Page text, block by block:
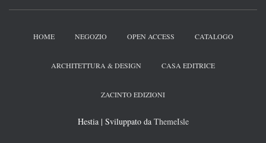
HOME NEGOZIO OPEN ACCESS CATALOGO
ARCHITETTURA & DESIGN CASA EDITRICE
ZACINTO EDIZIONI
Hestia | Sviluppato da ThemeIsle